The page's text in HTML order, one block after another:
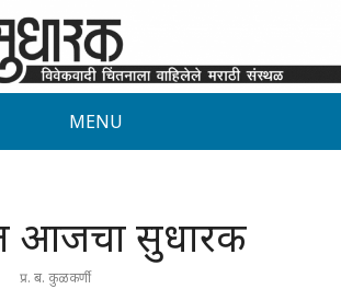
MENU
आजचा सुधारक
प्र. ब. कुळकर्णी